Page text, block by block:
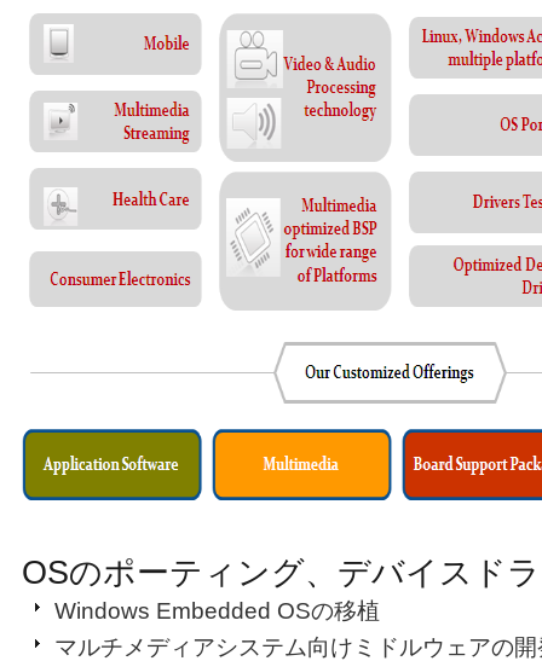
OSのポーティング、デバイスド
Windows Embedded OSの移植
マルチメディアシステム向けミドルウェアの開